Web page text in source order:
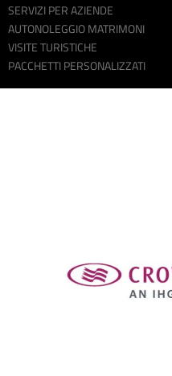
SERVIZI PER AZIENDE
AUTONOLEGGIO MATRIMONI
VISITE TURISTICHE
PACCHETTI PERSONALIZZATI